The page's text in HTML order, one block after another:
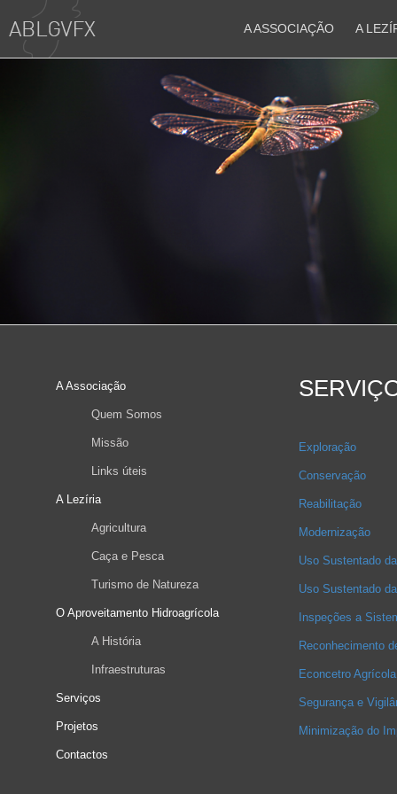
A ASSOCIAÇÃO A
A Associação
Quem Somos
Missão
Links úteis
A Lezíria
Agricultura
Caça e Pesca
Turismo de Natureza
O Aproveitamento Hidroagrícola
A História
Infraestruturas
Serviços
Projetos
Contactos
Exploração
Conservação
Reabilitação
Modernização
Uso Sustentado
Uso Sustentado
Inspeções a
Reconhecimento
Econcetro Agrícola
Segurança e
Minimização do